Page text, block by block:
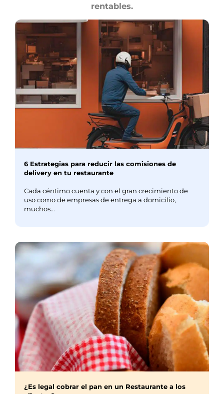
rentables.
6 Estrategias para reducir las comisiones de
delivery en tu restaurante
Cada céntimo cuenta y con el gran crecimiento de
uso como de empresas de entrega a domicilio,
muchos...
¿Es legal cobrar el pan en un Restaurante a los